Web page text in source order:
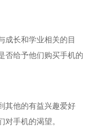
成长和学业相关的目
否给予他们购买手机的
其他的有益兴趣爱好
对手机的渴望。